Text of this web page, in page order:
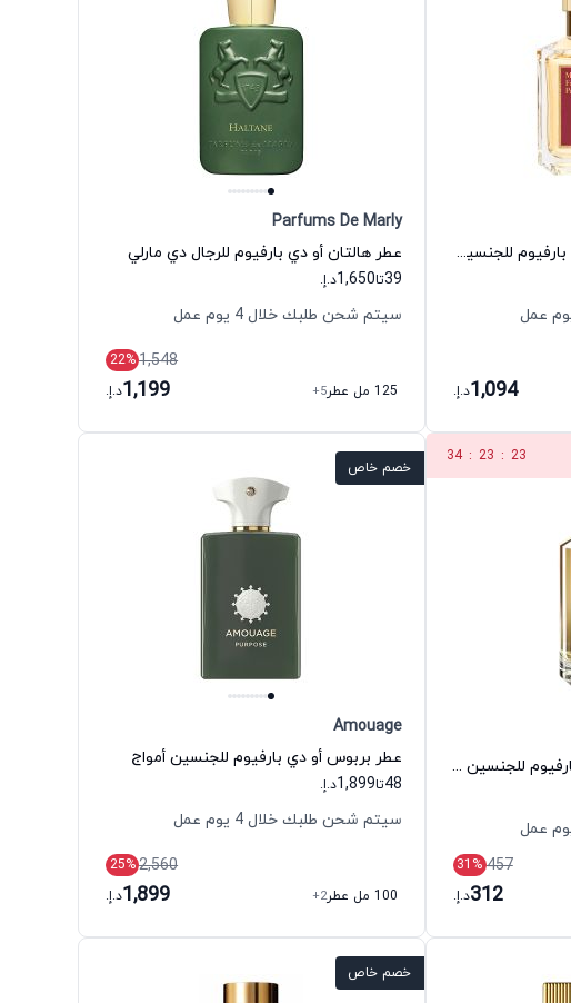
عطر باكارات روج 540 أو دي بارفيوم للجنسين ميزون فرانسيس كركجيان
1,094د.إ.
Parfums De Marly
عطر هالتان أو دي بارفيوم للرجال دي مارلي
39تا1,650د.إ.
سيتم شحن طلبك خلال 4 يوم عمل
1,548
22%
125 مل عطر
+5
1,199د.إ.
22
:
23
:
34
عطر إنستانت كراش أو دي بارفيوم للجنسين مانسيرا
457
31 %
312د.إ.
خصم خاص
Amouage
عطر بربوس أو دي بارفيوم للجنسين أمواج
48تا1,899د.إ.
سيتم شحن طلبك خلال 4 يوم عمل
2,560
25%
100 مل عطر
+2
1,899د.إ.
خصم خاص